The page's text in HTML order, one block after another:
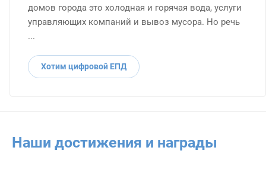
домов города это холодная и горячая вода, услуги
управляющих компаний и вывоз мусора. Но речь
...
Хотим цифровой ЕПД
Наши достижения и награды